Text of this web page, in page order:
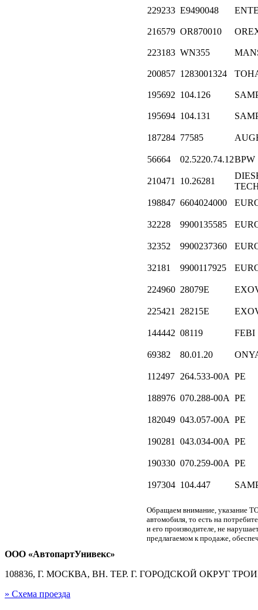
229233 E9490048
216579 OR870010
223183 WN355
200857 1283001324
195692 104.126
195694 104.131
187284 77585
56664
02.5220.74.12BPW
210471
10.26281
198847 6604024000
32228
9900135585
32352
9900237360
32181
9900117925
224960 28079E
225421
28215E
144442 08119 FEBI
69382
80.01.20
112497 264.533-00A PE
188976 070.288-00A PE
182049 043.057-00A PE
190281
043.034-00A PE
190330 070.259-00A PE
197304 104.447
Обращаем внимание, указание
автомобиля, то есть на
и его производителе, не
предлагаемом к продаже,
ООО «АвтопартУнивекс»
108836, Г. МОСКВА, ВН. ТЕР. Г. ГОРОДСКОЙ ОКРУГ
» Схема проезда